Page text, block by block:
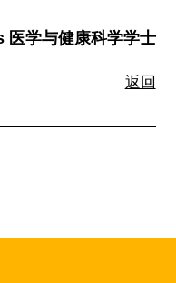
学与健康科学学士
返回